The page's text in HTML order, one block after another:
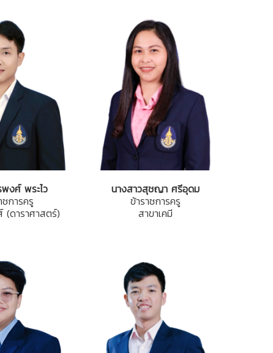
งศ์ พระไว
ชการครู
(ดาราศาสตร์)
นางสาวสุชญา ศรีอุดม
ข้าราชการครู
สาขาเคมี